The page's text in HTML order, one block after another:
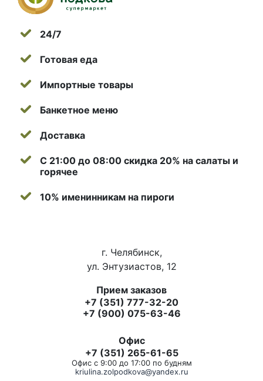
24/7
Готовая еда
Импортные товары
Банкетное меню
Доставка
С 21:00 до 08:00 скидка 20% на салаты и
горячее
10% именинникам на пироги
г. Челябинск,
ул. Энтузиастов, 12
Прием заказов
+7 (351) 777-32-20
+7 (900) 075-63-46
Офис
+7 (351) 265-61-65
Офис с 9:00 до 17:00 по будням
kriulina.zolpodkova@yandex.ru